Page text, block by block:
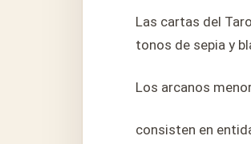
Las cartas del
tonos de sepia y
Los arcanos
consisten en